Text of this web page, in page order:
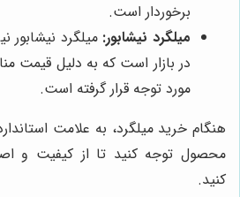
برخوردار است.
میلگرد نیشابور: میلگرد نیشابور
در بازار است که به دلیل قیمت
مورد توجه قرار گرفته است.
هنگام خرید میلگرد، به علامت
محصول توجه کنید تا از کیفیت و
کنید.